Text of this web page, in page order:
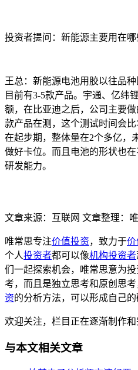
投资者提问：新能源主要用在哪
王总：新能源电池用胶以往品
目前有3-5款产品。宇通、亿纬
额，在比亚迪之后，公司主要
款产品在测，这个测试时间会
在起步期，整体量在2个多亿，
做好卡位。而且电池的形状也
研发能力。
文章来源：互联网 文章整理：
唯常思专注价值投资，致力于价
个人投资者都可以像机构投资者
们一起探索机会，唯常思意为
考，而且是独立思考和原创思
资的分析方法，可以形成自己的
欢迎关注，栏目正在逐渐制作和
与本文相关文章